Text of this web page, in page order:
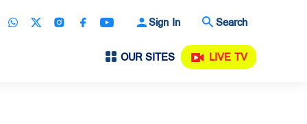
Sign In Search
OUR SITES LIVE TV